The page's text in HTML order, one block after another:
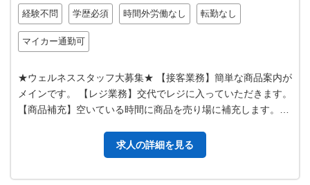
経験不問 学歴必須 時間外労働なし 転勤なし
マイカー通勤可
★ウェルネススタッフ大募集★ 【接客業務】簡単な商品案内が
メインです。 【レジ業務】交代でレジに入っていただきます。
【商品補充】空いている時間に商品を売り場に補充します。
求人の詳細を見る